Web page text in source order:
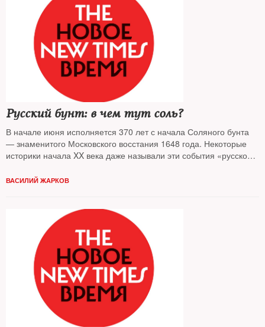
Русский бунт: в чем тут соль?
В начале июня исполняется 370 лет с начала Соляного бунта
— знаменитого Московского восстания 1648 года. Некоторые
историки начала XX века даже называли эти события «русской
ВАСИЛИЙ ЖАРКОВ